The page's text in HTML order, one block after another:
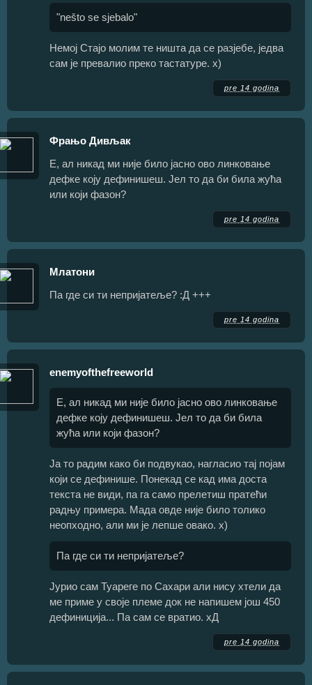
"nešto se sjebalo"
Немој Стајо молим те ништа да се разјебе, једва
сам је превалио преко тастатуре. х)
pre 14 godina
Фрањо Дивљак
Е, ал никад ми није било јасно ово линковање
дефке коју дефинишеш. Јел то да би била жућа
или који фазон?
pre 14 godina
Млатони
Па где си ти непријатеље? :Д +++
pre 14 godina
enemyofthefreeworld
Е, ал никад ми није било јасно ово линковање
дефке коју дефинишеш. Јел то да би била
жућа или који фазон?
Ја то радим како би подвукао, нагласио тај појам
који се дефинише. Понекад се кад има доста
текста не види, па га само прелетиш пратећи
радњу примера. Мада овде није било толико
неопходно, али ми је лепше овако. х)
Па где си ти непријатеље?
Јурио сам Туареге по Сахари али нису хтели да
ме приме у своје племе док не напишем још 450
дефиниција... Па сам се вратио. хД
pre 14 godina